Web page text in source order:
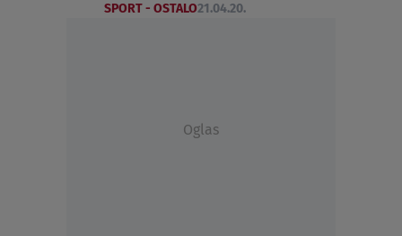
SPORT - OSTALO21.04.20.
Oglas